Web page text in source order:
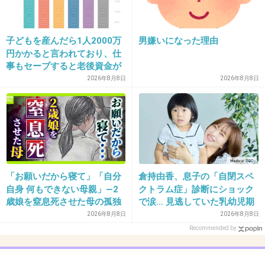
35. 匿名2013/10/16(水) 13:55:36
美奈子と中島似てる…
それがウケた
36. 匿名2013/10/16(水) 13:55:49
誰得
+59 -3
2013/10/16(水) 13:56:09
何の教訓も得られない美奈子の半生
子どもを産んだら1人2000万
円かかると言われており、仕
事もセーブすると老後資金が
貯められない…一方、子育て
していない人は潤沢な資金で
悠々老後だと歪んでいるので
は？→様々な意見
2026年8月8日
男嫌いになった理由
2026年8月8日
「お願いだから寝て」「自分
自身 何もできない母親」―2
歳娘を窒息死させた母の孤独
「娘は『ママどうして』と」
2026年8月8日
倉持由香、息子の「自閉スペ
クトラム症」診断にショック
で涙… 見逃していた乳幼児期
2026年8月8日
Recommended by